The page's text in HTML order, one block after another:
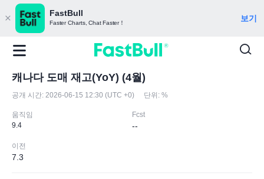
FastBull
Faster Charts, Chat Faster！ 보기
캐나다 도매 재고(YoY) (4월)
공개 시간: 2026-06-15 12:30 (UTC +0) 단위: %
움직임
9.4
Fcst
--
이전
7.3